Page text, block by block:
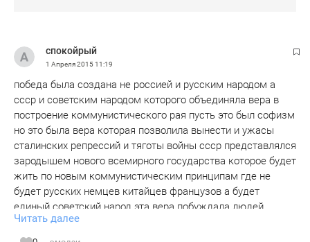
спокойрый
1 Апреля 201511:19
победа была создана не россией и русским народом а
ссср и советским народом которого объединяла вера в
построение коммунистического рая пусть это был софизм
но это была вера которая позволила вынести и ужасы
сталинских репрессий и тяготы войны ссср представлялся
зародышем нового всемирного государства которое будет
жить по новым коммунистическим принципам где не
будет русских немцев китайцев французов а будет
единый советский народ эта вера побуждала людей
разных национальностей приезжать в ссср и вставать в
строй антифашистов и рубен ибарури испанец и рихард
Читать далее